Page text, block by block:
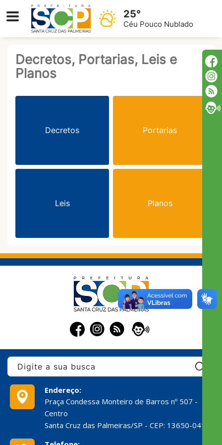
25°
Céu Pouco Nublado
Decretos, Portarias, Leis e
Planos
Decretos Portarias
Leis Planos
Endereço:
Praça Condessa Monteiro de Barros nº 507 -
Centro
Santa Cruz das Palmeiras/SP - CEP: 13650-041